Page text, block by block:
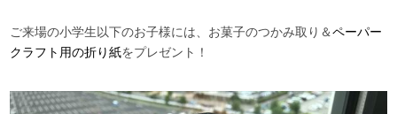
ご来場の小学生以下のお子様には、お菓子のつかみ取り＆ペーパー
クラフト用の折り紙をプレゼント！